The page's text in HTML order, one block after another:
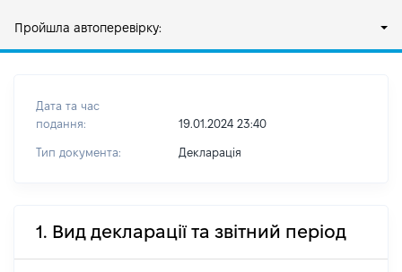
Пройшла автоперевірку:
Дата та час
подання:
19.01.2024 23:40
Тип документа: Декларація
1. Вид декларації та звітний період